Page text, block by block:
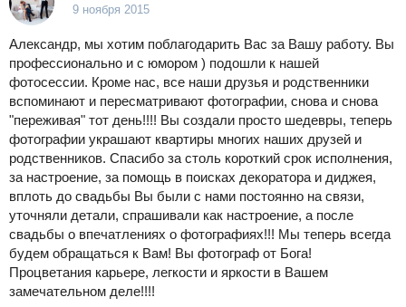
9 ноября 2015
Александр, мы хотим поблагодарить Вас за Вашу работу. Вы
профессионально и с юмором ) подошли к нашей
фотосессии. Кроме нас, все наши друзья и родственники
вспоминают и пересматривают фотографии, снова и снова
"переживая" тот день!!!! Вы создали просто шедевры, теперь
фотографии украшают квартиры многих наших друзей и
родственников. Спасибо за столь короткий срок исполнения,
за настроение, за помощь в поисках декоратора и диджея,
вплоть до свадьбы Вы были с нами постоянно на связи,
уточняли детали, спрашивали как настроение, а после
свадьбы о впечатлениях о фотографиях!!! Мы теперь всегда
будем обращаться к Вам! Вы фотограф от Бога!
Процветания карьере, легкости и яркости в Вашем
замечательном деле!!!!